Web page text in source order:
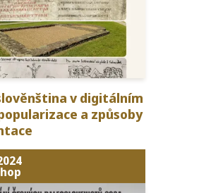
v dig­itál­ním
a způ­so­by